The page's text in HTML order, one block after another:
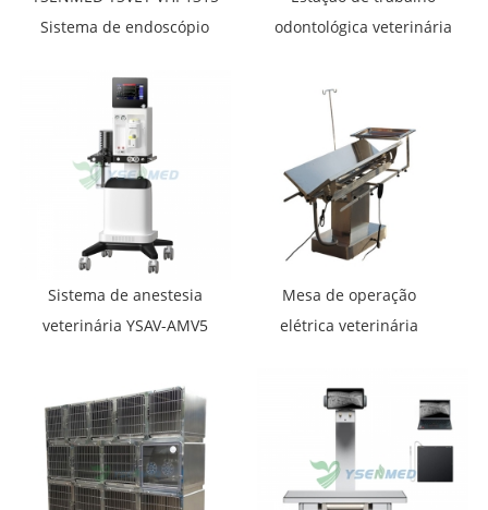
Sistema de endoscópio
multifunções Sistema de
endoscópio veterinário
integrado
odontológica veterinária
Sistema de anestesia
veterinária YSAV-AMV5
Mesa de operação
elétrica veterinária